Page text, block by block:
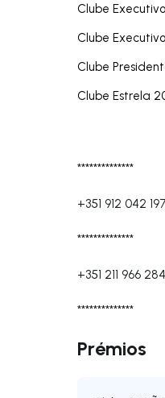
Clube
Clube
Clube
Clube Estrela
**************
+351 912 042 197
**************
+351 211 966 284
**************
Prémios